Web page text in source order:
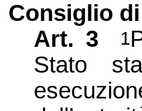
Consiglio
Art. 3
1
Stato